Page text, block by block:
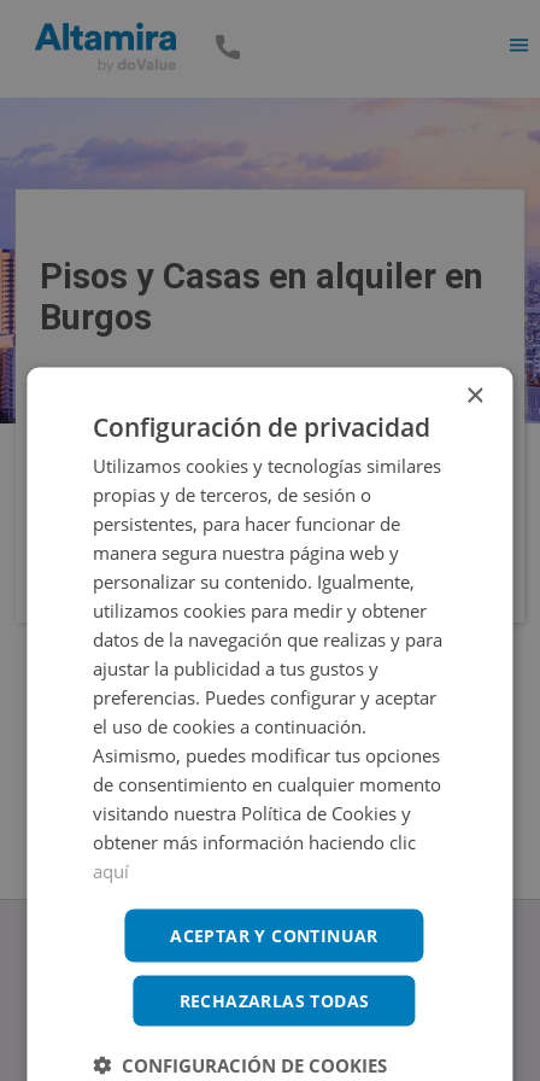
Pisos y Casas en alquiler en
Burgos
Filtros
www.altamirainmuebles.com
Edificio Skylight
Avenida de Manoteras 14-16, 28050, Madrid
×
Configuración de privacidad
Utilizamos cookies y tecnologías similares
propias y de terceros, de sesión o
persistentes, para hacer funcionar de
manera segura nuestra página web y
personalizar su contenido. Igualmente,
utilizamos cookies para medir y obtener
datos de la navegación que realizas y para
ajustar la publicidad a tus gustos y
preferencias. Puedes configurar y aceptar
el uso de cookies a continuación.
Asimismo, puedes modificar tus opciones
de consentimiento en cualquier momento
visitando nuestra Política de Cookies y
obtener más información haciendo clic
aquí
ACEPTAR Y CONTINUAR
RECHAZARLAS TODAS
CONFIGURACIÓN DE COOKIES